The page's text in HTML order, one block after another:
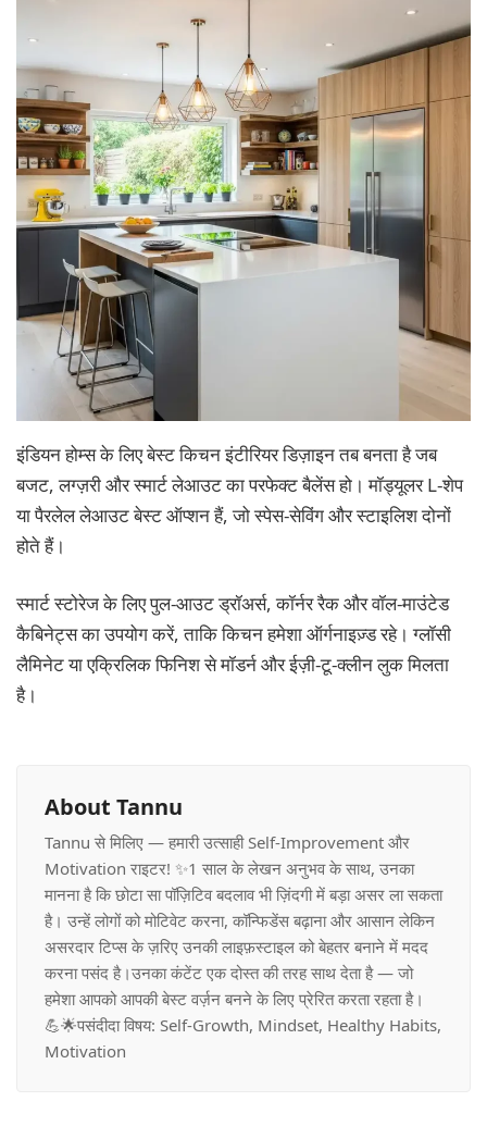
इंडियन होम्स के लिए बेस्ट किचन इंटीरियर डिज़ाइन तब बनता है जब
बजट, लग्ज़री और स्मार्ट लेआउट का परफेक्ट बैलेंस हो। मॉड्यूलर L-शेप
या पैरलेल लेआउट बेस्ट ऑप्शन हैं, जो स्पेस-सेविंग और स्टाइलिश दोनों
होते हैं।
स्मार्ट स्टोरेज के लिए पुल-आउट ड्रॉअर्स, कॉर्नर रैक और वॉल-माउंटेड
कैबिनेट्स का उपयोग करें, ताकि किचन हमेशा ऑर्गनाइज़्ड रहे। ग्लॉसी
लैमिनेट या एक्रिलिक फिनिश से मॉडर्न और ईज़ी-टू-क्लीन लुक मिलता
है।
About Tannu
Tannu से मिलिए — हमारी उत्साही Self-Improvement और
Motivation राइटर! ✨1 साल के लेखन अनुभव के साथ, उनका
मानना है कि छोटा सा पॉज़िटिव बदलाव भी ज़िंदगी में बड़ा असर ला सकता
है। उन्हें लोगों को मोटिवेट करना, कॉन्फिडेंस बढ़ाना और आसान लेकिन
असरदार टिप्स के ज़रिए उनकी लाइफ़स्टाइल को बेहतर बनाने में मदद
करना पसंद है।उनका कंटेंट एक दोस्त की तरह साथ देता है — जो
हमेशा आपको आपकी बेस्ट वर्ज़न बनने के लिए प्रेरित करता रहता है।
💪🌟पसंदीदा विषय: Self-Growth, Mindset, Healthy Habits,
Motivation